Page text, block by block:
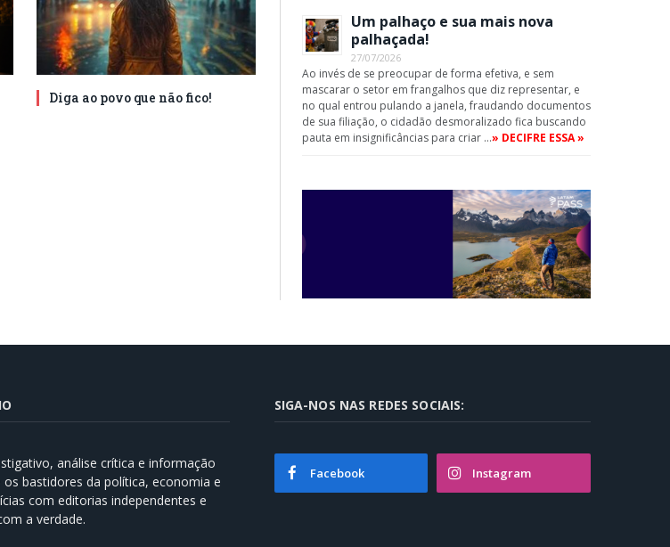
Diga ao povo que não fico!
Um palhaço e sua mais nova
palhaçada!
27/07/2026
Ao invés de se preocupar de forma efetiva, e sem
mascarar o setor em frangalhos que diz representar, e
no qual entrou pulando a janela, fraudando documentos
de sua filiação, o cidadão desmoralizado fica buscando
pauta em insignificâncias para criar …» DECIFRE ESSA »
análise crítica e informação
bastidores da política, economia e
com editorias independentes e
a verdade.
SIGA-NOS NAS REDES SOCIAIS:
Facebook Instagram